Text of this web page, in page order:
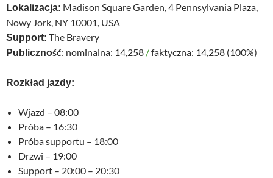
Lokalizacja: Madison Square Garden, 4 Pennsylvania Plaza,
Nowy Jork, NY 10001, USA
Support: The Bravery
Publiczność: nominalna: 14,258 /faktyczna: 14,258 (100%)
Rozkład jazdy:
Wjazd – 08:00
Próba – 16:30
Próba supportu – 18:00
Drzwi – 19:00
Support – 20:00 – 20:30